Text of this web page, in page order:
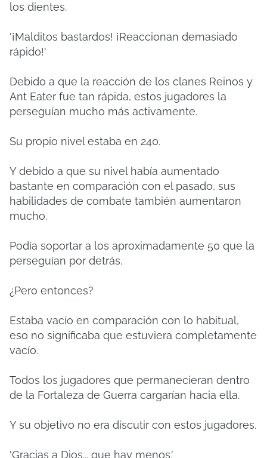
los dientes.
'¡Malditos bastardos! ¡Reaccionan demasiado
rápido!'
Debido a que la reacción de los clanes Reinos y
Ant Eater fue tan rápida, estos jugadores la
perseguían mucho más activamente.
Su propio nivel estaba en 240.
Y debido a que su nivel había aumentado
bastante en comparación con el pasado, sus
habilidades de combate también aumentaron
mucho.
Podía soportar a los aproximadamente 50 que la
perseguían por detrás.
¿Pero entonces?
Estaba vacío en comparación con lo habitual,
eso no significaba que estuviera completamente
vacío.
Todos los jugadores que permanecieran dentro
de la Fortaleza de Guerra cargarían hacia ella.
Y su objetivo no era discutir con estos jugadores.
'Gracias a Dios... que hay menos.'